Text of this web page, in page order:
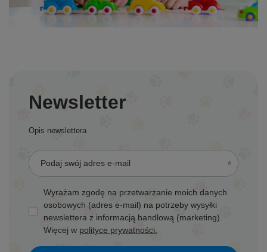
Newsletter
Opis newslettera
Podaj swój adres e-mail
Wyrażam zgodę na przetwarzanie moich danych
osobowych (adres e-mail) na potrzeby wysyłki
newslettera z informacją handlową (marketing).
Więcej w polityce prywatności.